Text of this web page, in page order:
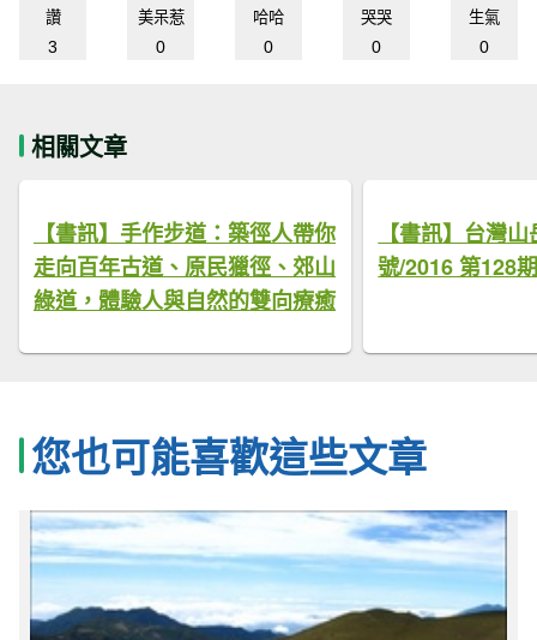
讚
3
美呆惹
0
哈哈
0
哭哭
0
生氣
0
相關文章
【書訊】手作步道：築徑人帶你
走向百年古道、原民獵徑、郊山
綠道，體驗人與自然的雙向療癒
【書訊】台灣
號/2016 第128
您也可能喜歡這些文章